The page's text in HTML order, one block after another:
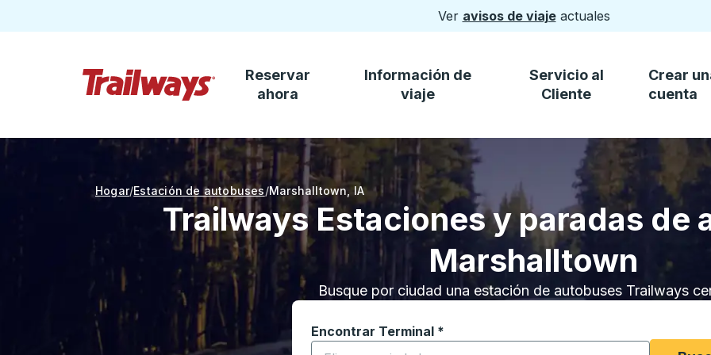
Ver avisos de viajeactuales
Saltar al contenido principal
Reservar
ahora
Información de
viaje
Servicio al
Cliente
Crear
cuenta
Hogar Estación de autobuses Marshalltown IA
Trailways Estaciones y paradas de
Marshalltown
Busque por ciudad una estación de autobuses Trailways
Encontrar Terminal *
Comience a escribir una ciudad para abrir las opciones de